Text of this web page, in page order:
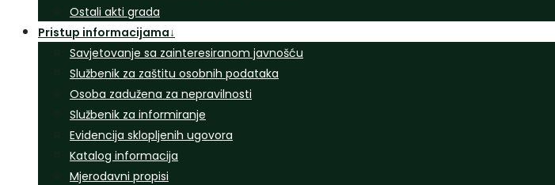
Ostali akti grada
Pristup informacijama↓
Savjetovanje sa zainteresiranom javnošću
Službenik za zaštitu osobnih podataka
Osoba zadužena za nepravilnosti
Službenik za informiranje
Evidencija sklopljenih ugovora
Katalog informacija
Mjerodavni propisi